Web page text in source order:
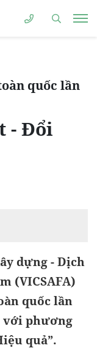
quốc lần
- Đổi
dựng - Dịch
(VICSAFA)
quốc lần
với phương
quả”.